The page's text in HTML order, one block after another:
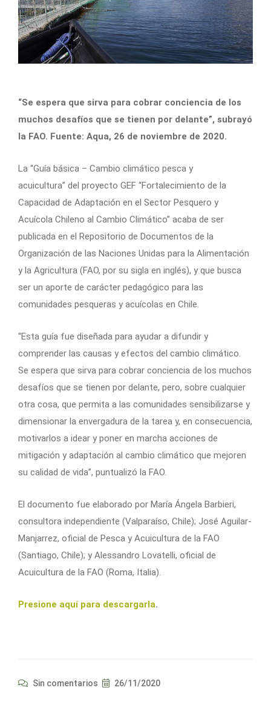
“Se espera que sirva para cobrar conciencia de los
muchos desafíos que se tienen por delante”, subrayó
la FAO. Fuente: Aqua, 26 de noviembre de 2020.
La “Guía básica – Cambio climático pesca y
acuicultura” del proyecto GEF “Fortalecimiento de la
Capacidad de Adaptación en el Sector Pesquero y
Acuícola Chileno al Cambio Climático” acaba de ser
publicada en el Repositorio de Documentos de la
Organización de las Naciones Unidas para la Alimentación
y la Agricultura (FAO, por su sigla en inglés), y que busca
ser un aporte de carácter pedagógico para las
comunidades pesqueras y acuícolas en Chile.
“Esta guía fue diseñada para ayudar a difundir y
comprender las causas y efectos del cambio climático.
Se espera que sirva para cobrar conciencia de los muchos
desafíos que se tienen por delante, pero, sobre cualquier
otra cosa, que permita a las comunidades sensibilizarse y
dimensionar la envergadura de la tarea y, en consecuencia,
motivarlos a idear y poner en marcha acciones de
mitigación y adaptación al cambio climático que mejoren
su calidad de vida”, puntualizó la FAO.
El documento fue elaborado por María Ángela Barbieri,
consultora independiente (Valparaíso, Chile); José Aguilar-
Manjarrez, oficial de Pesca y Acuicultura de la FAO
(Santiago, Chile); y Alessandro Lovatelli, oficial de
Acuicultura de la FAO (Roma, Italia).
Presione aquí para descargarla.
Sin comentarios 26/11/2020